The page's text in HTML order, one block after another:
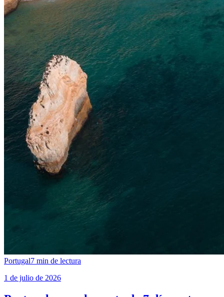
Portugal7 min de lectura
1 de julio de 2026